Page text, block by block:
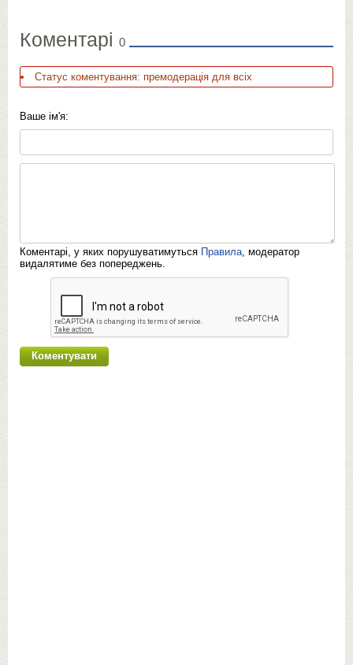
Коментарі 0
Статус коментування: премодерація для всіх
Ваше ім'я:
Коментарі, у яких порушуватимуться Правила , модератор
видалятиме без попереджень.